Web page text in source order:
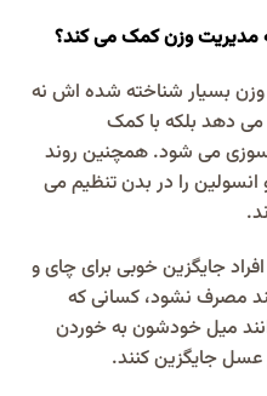
مدیریت وزن کمک می کند؟
بسیار شناخته شده اش نه
می دهد بلکه با کمک
سوزی می شود. همچنین روند
را در بدن تنظیم می
جایگزین خوبی برای چای و
مصرف نشود، کسانی که
میل خودشون به خوردن
عسل جایگزین کنند.